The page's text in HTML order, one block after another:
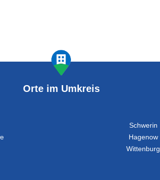
Orte im Umkreis
Schwerin
Hagenow
Wittenburg